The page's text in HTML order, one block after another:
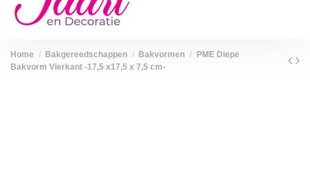
Home Bakgereedschappen Bakvormen
PME Diepe
Bakvorm Vierkant -17,5 x17,5 x 7,5 cm-